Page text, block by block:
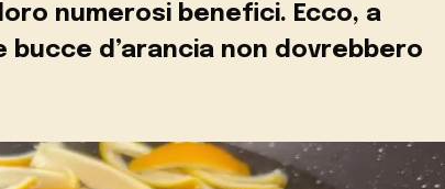
numerosi benefici. Ecco, a
d’arancia non dovrebbero